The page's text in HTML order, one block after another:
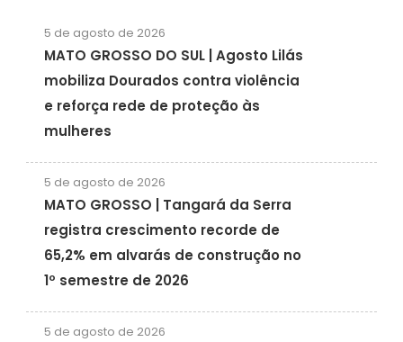
5 de agosto de 2026
MATO GROSSO DO SUL | Agosto Lilás
mobiliza Dourados contra violência
e reforça rede de proteção às
mulheres
5 de agosto de 2026
MATO GROSSO | Tangará da Serra
registra crescimento recorde de
65,2% em alvarás de construção no
1º semestre de 2026
5 de agosto de 2026